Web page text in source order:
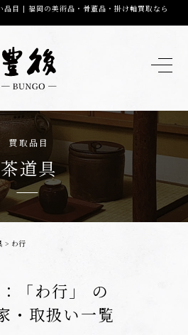
目 | 福岡の美術品・骨董品・掛け軸買取なら
買取品目
茶道具
> わ行
「わ行」 の
・取扱い一覧